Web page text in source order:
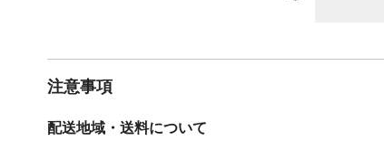
注意事項
配送地域・送料について